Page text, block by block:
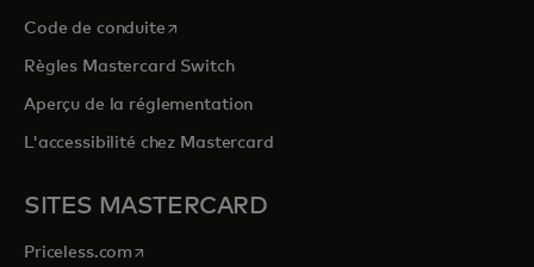
Code de conduites’ouvre dans un nouvel onglet
Règles Mastercard Switch
Aperçu de la réglementation
L'accessibilité chez Mastercard
SITES MASTERCARD
Priceless.com s’ouvre dans un nouvel onglet